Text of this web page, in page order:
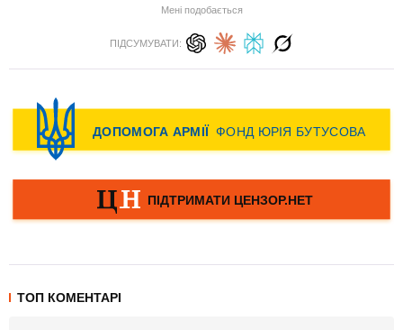
Мені подобається
ПІДСУМУВАТИ:
ТОП КОМЕНТАРІ